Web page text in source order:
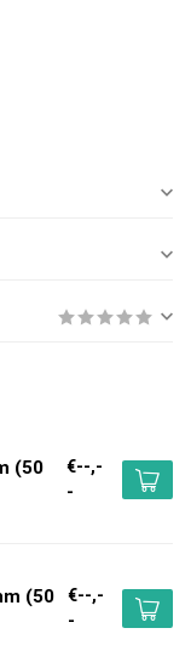
(50
€--,-
-
(50
€--,-
-